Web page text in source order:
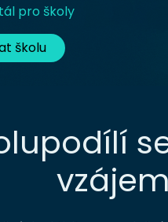
pro školy
školu